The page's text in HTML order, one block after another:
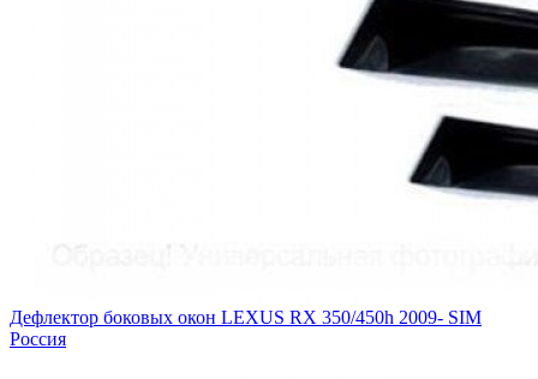
Дефлектор боковых окон LEXUS RX 350/450h 2009- SIM
Россия